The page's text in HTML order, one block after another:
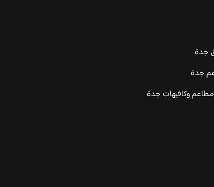
جدة
جدة
مطاعم وكافيهات جدة